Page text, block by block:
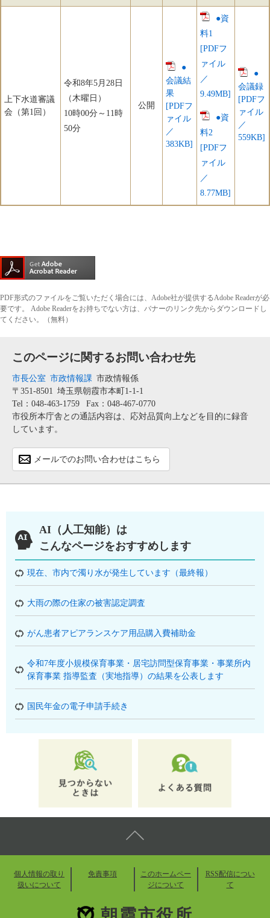
上下水道審議
会（第1回）
令和8年5月28日
（木曜日）
​10時00分～11時
50分
公開
●
会議結
果
[PDFフ
ァイル
／
383KB]
●資
料1
[PDFフ
ァイル
／
9.49MB]
●資
料2
[PDFフ
ァイル
／
8.77MB]
●
会議録
[PDFフ
ァイル
／
559KB]
PDF形式のファイルをご覧いただく場合には、Adobe社が提供するAdobe Readerが必
要です。
Adobe Readerをお持ちでない方は、バナーのリンク先からダウンロードし
てください。（無料）
このページに関するお問い合わせ先
市長公室 市政情報課 市政情報係
〒351-8501 埼玉県朝霞市本町1-1-1
Tel：048-463-1759
Fax：048-467-0770
市役所本庁舎との通話内容は、応対品質向上などを目的に録音
しています。
メールでのお問い合わせはこちら
AI（人工知能）は
こんなページをおすすめします
現在、市内で濁り水が発生しています（最終報）
大雨の際の住家の被害認定調査
がん患者アピアランスケア用品購入費補助金
令和7年度小規模保育事業・居宅訪問型保育事業・事業所内
保育事業 指導監査（実地指導）の結果を公表します
国民年金の電子申請手続き
個人情報の取り
扱いについて
免責事項
このホームペー
ジについて
RSS配信につい
て